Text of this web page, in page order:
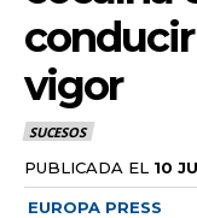
vigor
SUCESOS
PUBLICADA EL 10
EUROPA PRESS